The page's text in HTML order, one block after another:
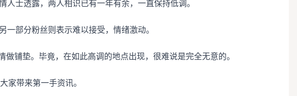
士透露，两人相识已有一年有余，一直保持低调。
部分粉丝则表示难以接受，情绪激动。
铺垫。毕竟，在如此高调的地点出现，很难说是完全无意的。
家带来第一手资讯。